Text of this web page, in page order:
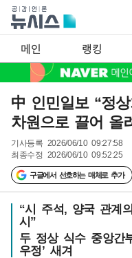
메인 랭킹
中 인민일보 “정
차원으로 끌어 올
기사등록 2026/06/10 09:27:58
최종수정 2026/06/10 09:52:25
구글에서 선호하는 매체로 추가
“시 주석, 양국 관계
시”
두 정상 식수 중앙간
우정’ 새겨